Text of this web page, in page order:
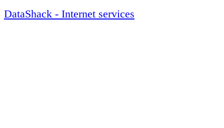
DataShack - Internet services